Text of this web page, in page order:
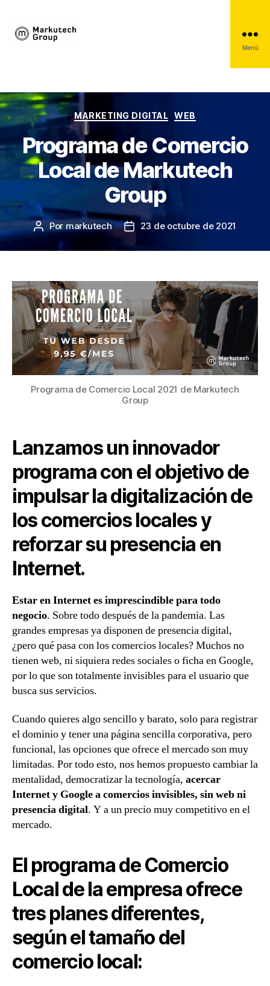
Group
Menú
Categorías
MARKETING DIGITAL WEB
Programa de Comercio
Local de Markutech
Group
Autor
la
Pormarkutech
Fecha
de
la
23 de octubre de 2021
Programa de Comercio Local 2021 de Markutech
Group
Lanzamos un innovador
programa con el objetivo de
impulsar la digitalización de
los comercios locales y
reforzar su presencia en
Internet.
Estar en Internet es imprescindible para todo
negocio. Sobre todo después de la pandemia. Las
grandes empresas ya disponen de presencia digital,
¿pero qué pasa con los comercios locales? Muchos no
tienen web, ni siquiera redes sociales o ficha en Google,
por lo que son totalmente invisibles para el usuario que
busca sus servicios.
Cuando quieres algo sencillo y barato, solo para registrar
el dominio y tener una página sencilla corporativa, pero
funcional, las opciones que ofrece el mercado son muy
limitadas. Por todo esto, nos hemos propuesto cambiar la
mentalidad, democratizar la tecnología, acercar
Internet y Google a comercios invisibles, sin web ni
presencia digital. Y a un precio muy competitivo en el
mercado.
El programa de Comercio
Local de la empresa ofrece
tres planes diferentes,
según el tamaño del
comercio local: